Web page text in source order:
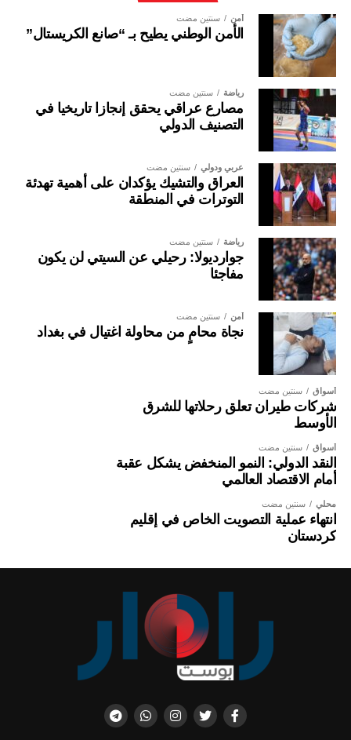
أمن سنتين مضت
الأمن الوطني يطيح بـ “صانع الكريستال”
رياضة سنتين مضت
مصارع عراقي يحقق إنجازا تاريخيا في
التصنيف الدولي
عربي ودولي سنتين مضت
العراق والتشيك يؤكدان على أهمية تهدئة
التوترات في المنطقة
رياضة سنتين مضت
جوارديولا: رحيلي عن السيتي لن يكون
مفاجئا
أمن سنتين مضت
نجاة محامٍ من محاولة اغتيال في بغداد
أسواق سنتين مضت
شركات طيران تعلق رحلاتها للشرق
الأوسط
أسواق سنتين مضت
النقد الدولي: النمو المنخفض يشكل عقبة
أمام الاقتصاد العالمي
محلي سنتين مضت
انتهاء عملية التصويت الخاص في إقليم
كردستان